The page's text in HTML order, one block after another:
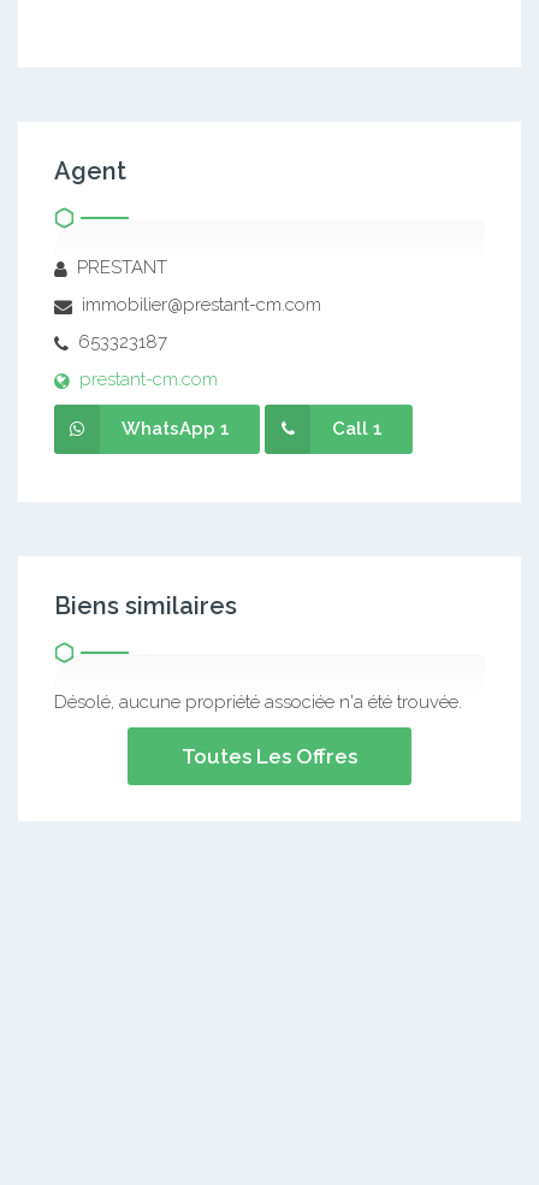
Agent
PRESTANT
immobilier@prestant-cm.com
653323187
prestant-cm.com
WhatsApp 1 Call 1
Biens similaires
Désolé, aucune propriété associée n'a été trouvée.
Toutes Les Offres